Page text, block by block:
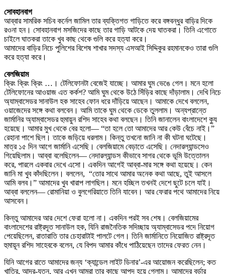
সোবহানবাগ
আব্বার সামরিক সচিব কর্নেল জামিল তার ব্যক্তিগত গাড়িতে করে বঙ্গবন্ধুর বাড়ির দিকে
রওনা হন। সোবহানবাগ মসজিদের কাছে তার গাড়ি আটকে দেয় ঘাতকরা। তিনি এগোতে
চাইলে ঘাতকরা তাকে খুব কাছ থেকে গুলি করে হত্যা করে।
আমাদের বাড়ির নিচে পুলিশের বিশেষ শাখার সদস্য এসআই সিদ্দিকুর রহমানকেও তারা গুলি
করে হত্যা করে।
বেলজিয়াম
ক্রিং ক্রিং ক্রিং …। টেলিফোনটা বেজেই যাচ্ছে। আমার ঘুম ভেঙে গেল। মনে হলো
টেলিফোনের আওয়াজ এত কর্কশ? আমি ঘুম থেকে উঠে সিঁড়ির কাছে দাঁড়ালাম। দেখি নিচে
অ্যাম্বাসেডর সানাউল হক সাহেব ফোন ধরে দাঁড়িয়ে আছেন। আমাকে দেখে বললেন,
ওয়াজেদের সঙ্গে কথা বলবেন। আমি তাকে ঘুম থেকে ডেকে তুললাম। অন্যপ্রান্তে
জার্মানির অ্যাম্বাসেডর হুমায়ুন রশিদ সাহেব কথা বলছেন। তিনি জানালেন বাংলাদেশে ক্যু
হয়েছে। আমার মুখ থেকে বের হলো— “তা হলে তো আমাদের আর কেউ বেঁচে নাই।”
রেহানা পাশে ছিল। তাকে জড়িয়ে ধরলাম। কিন্তু তখনো জানি না কী ঘটনা ঘটেছে।
মাত্র ১৫ দিন আগে জার্মানি এসেছি। বেলজিয়ামে বেড়াতে এসেছি। নেদারল্যান্ডসেও
গিয়েছিলাম। আব্বা বলেছিলেন— নেদারল্যান্ডস কীভাবে সাগর থেকে ভূমি উত্তোলন
করে, পারলে একবার দেখে এসো। একদিন আগেই আব্বা-মার সঙ্গে কথা হয়েছে। কেন
জানি মা খুব কাঁদছিলেন। বললেন, “তোর সাথে আমার অনেক কথা আছে, তুই আসলে
আমি বলব।” আমাদের খুব খারাপ লাগছিল। মনে হচ্ছিল তখনই দেশে ছুটে চলে যাই।
আব্বা বললেন— রোমানিয়া ও বুলগেরিয়াতে তিনি যাবেন। আর ফেরার পথে আমাদের নিয়ে
আসবেন।
কিন্তু আমাদের আর দেশে ফেরা হলো না। একদিন পরই সব শেষ। বেলজিয়ামের
বাংলাদেশের রাষ্ট্রদূত সানাউল হক, যিনি রাজনৈতিক সদিচ্ছায় অ্যাম্বাসেডর পদে নিয়োগ
পেয়েছিলেন, রাতারাতি তার চেহারাটাই পালটে গেল। তিনি জার্মানিতে নিয়োজিত রাষ্ট্রদূত
হুমায়ূন রশিদ সাহেবকে বলেন, যে বিপদ আমার কাঁধে পাঠিয়েছেন তাদের ফেরত নেন।
যিনি আগের রাতে আমাদের জন্য ‘ক্যান্ডেল লাইট ডিনার’-এর আয়োজন করেছিলেন; কত
খাতির, আদর-যত্ন, আর এখন আমরা তার কাছে আপদ হয়ে গেলাম। আমাদের বর্ডার